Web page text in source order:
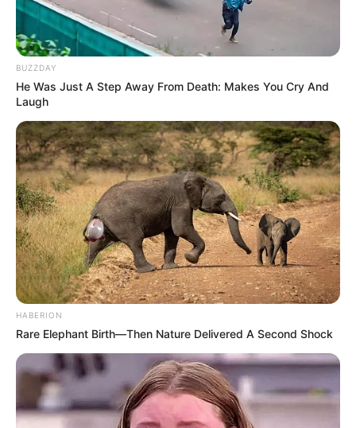
„Érdekeltek vagyunk benne, hogy jó kapcsolatokat
építsünk ki Magyarországgal, akárcsak Európa
összes országával. Tudjuk, hogy az európai
országok esetében sajnos egyelőre nem
beszélhetünk viszonosságról, de Oroszország
nyitott a párbeszédre”
A szóvivő az energiaellátás kérdésére is kitért. A
Barátság kőolajvezeték jövőjével kapcsolatban
úgy fogalmazott, hogy az erre vonatkozó
kérdéseket az érintett országoknak kell
BUZZDAY
He Was Just A Step Away From Death: Makes You Cry And
Laugh
HABERION
Rare Elephant Birth—Then Nature Delivered A Second Shock